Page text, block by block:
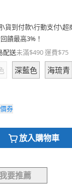
\貨到付款\行動支付\超
饋最高3%！
配送未滿$490 運費$75
深藍色 海琉青
券
放入購物車
我要推薦